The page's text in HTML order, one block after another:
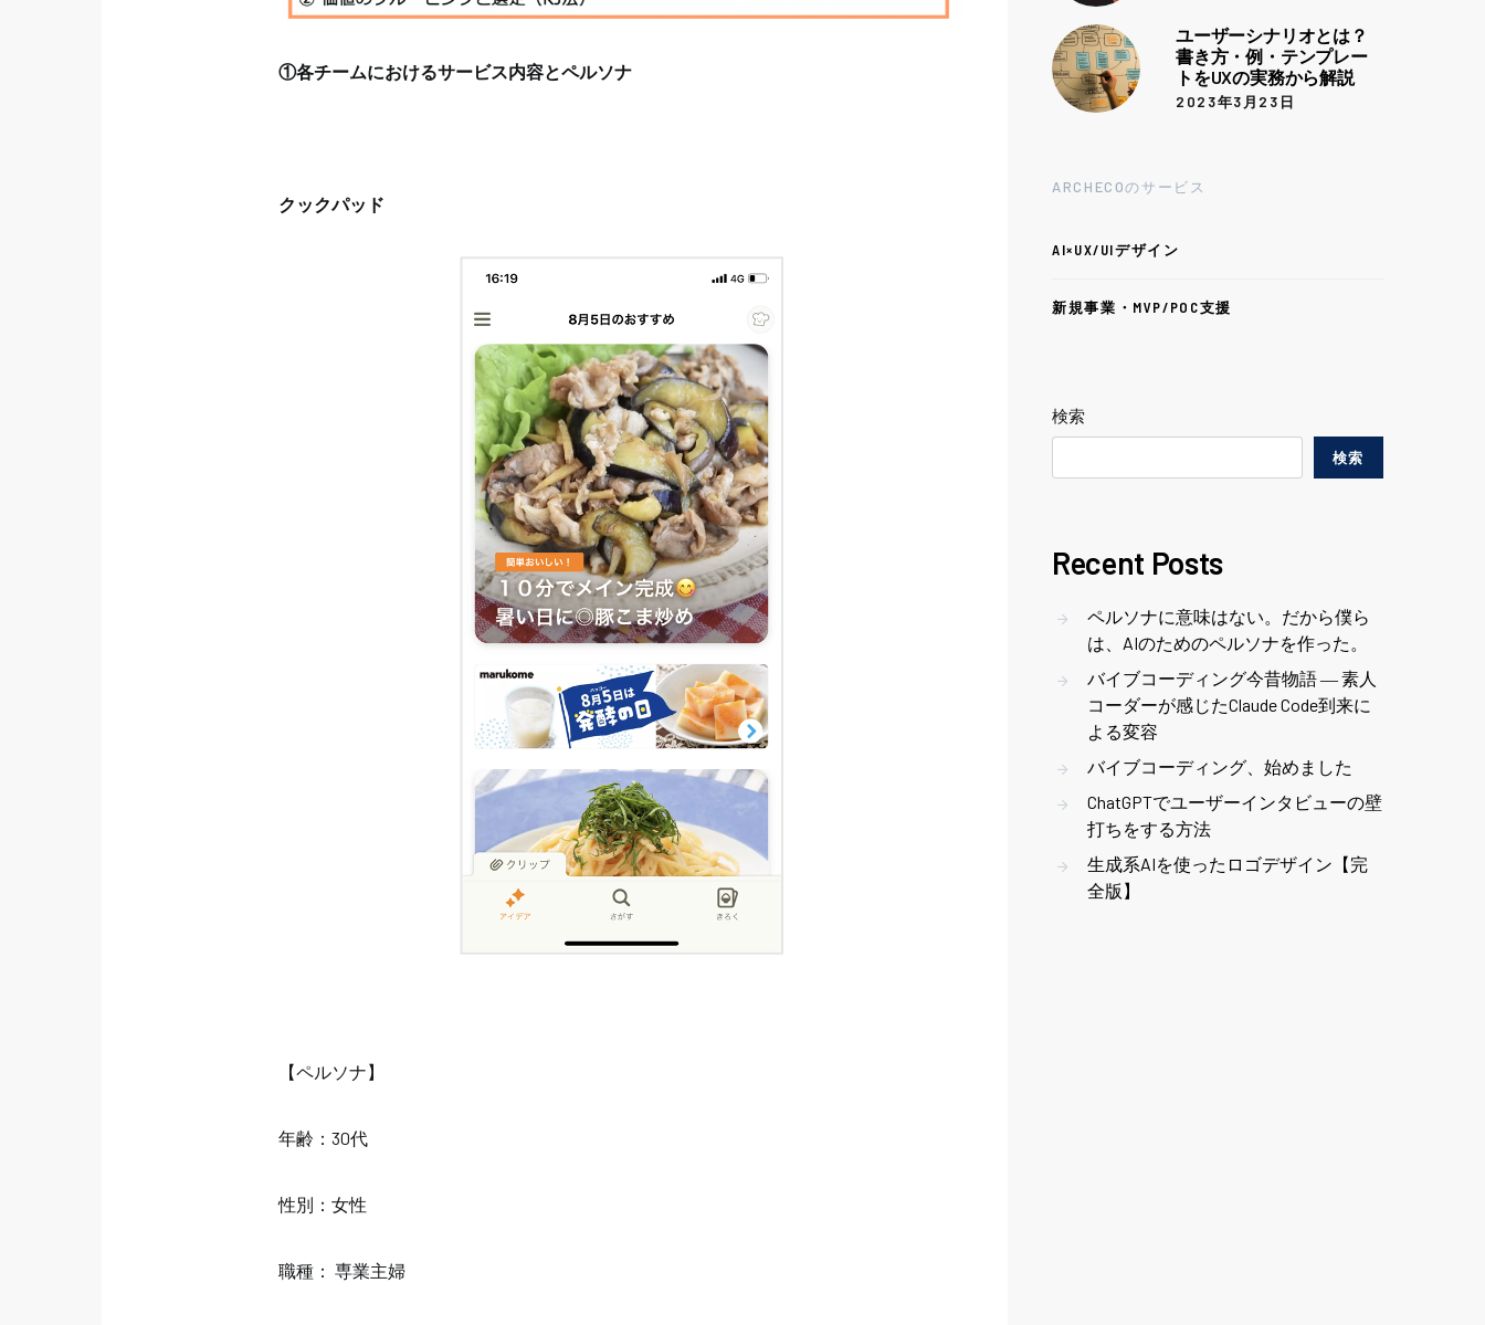
①各チームにおけるサービス内容とペルソナ
クックパッド
【ペルソナ】
年齢：30代
性別：女性
職種： 専業主婦
ユーザーシナリオとは？
書き方・例・テンプレー
トをUXの実務から解説
2023年3月23日
ARCHECOのサービス
AI×UX/UIデザイン
新規事業・MVP/POC支援
検索
検索
Recent Posts
ペルソナに意味はない。だから僕ら
は、AIのためのペルソナを作った。
バイブコーディング今昔物語 ― 素人
コーダーが感じたClaude Code到来に
よる変容
バイブコーディング、始めました
ChatGPTでユーザーインタビューの壁
打ちをする方法
生成系AIを使ったロゴデザイン【完
全版】